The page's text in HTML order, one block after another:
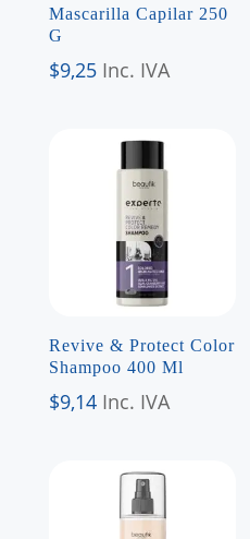
Mascarilla Capilar 250
G
$9,25 Inc. IVA
Revive & Protect Color
Shampoo 400 Ml
$9,14 Inc. IVA